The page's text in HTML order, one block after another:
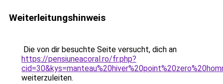
Weiterleitungshinweis
Die von dir besuchte Seite versucht, dich an
https://pensiuneacoral.ro/fr.php?
weiterzuleiten.